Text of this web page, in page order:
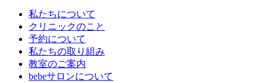
私たちについて
クリニックのこと
予約について
私たちの取り組み
教室のご案内
bebeサロンについて